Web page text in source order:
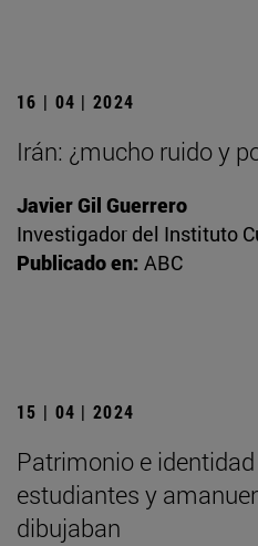
16 | 04 | 2024
Irán: ¿mucho ruido y
Javier Gil Guerrero
Investigador del Instituto
Publicado en: ABC
15 | 04 | 2024
Patrimonio e
estudiantes y
dibujaban